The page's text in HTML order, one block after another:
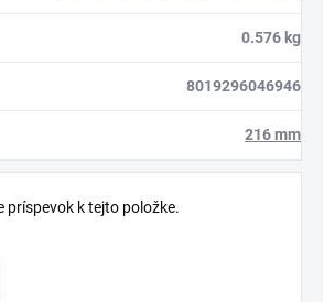
0.576 kg
8019296046946
216 mm
príspevok k tejto položke.